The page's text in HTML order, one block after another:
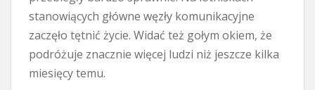
stanowiących główne węzły komunikacyjne
zaczęło tętnić życie. Widać też gołym okiem, że
podróżuje znacznie więcej ludzi niż jeszcze kilka
miesięcy temu.